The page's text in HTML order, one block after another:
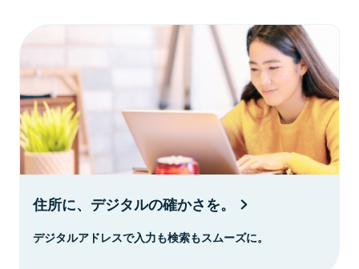
住所に、デジタルの確かさを。
デジタルアドレスで入力も検索もスムーズに。